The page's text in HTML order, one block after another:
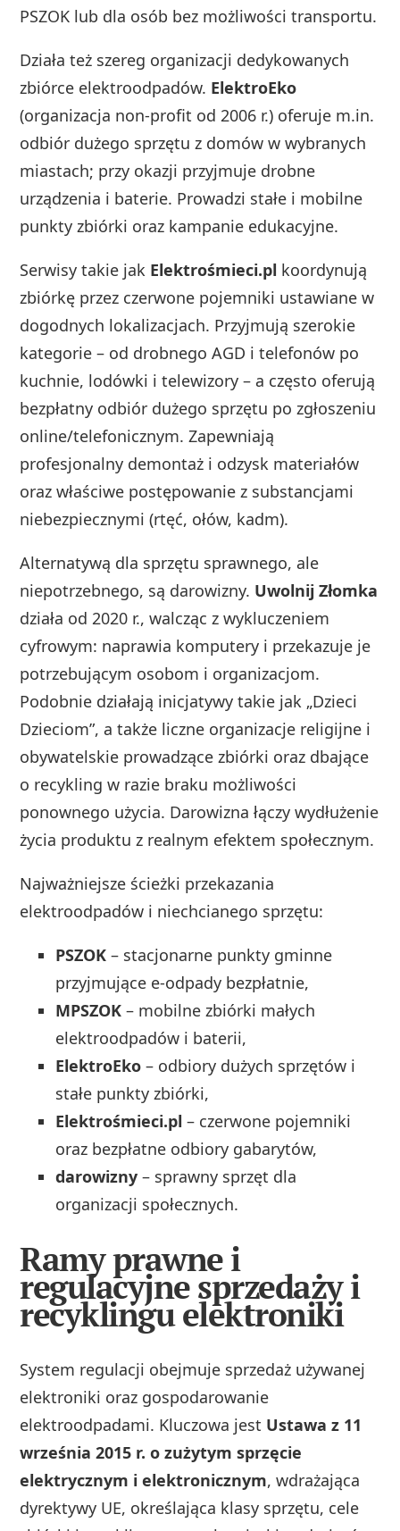
PSZOK lub dla osób bez możliwości transportu.
Działa też szereg organizacji dedykowanych
zbiórce elektroodpadów. ElektroEko
(organizacja non‑profit od 2006 r.) oferuje m.in.
odbiór dużego sprzętu z domów w wybranych
miastach; przy okazji przyjmuje drobne
urządzenia i baterie. Prowadzi stałe i mobilne
punkty zbiórki oraz kampanie edukacyjne.
Serwisy takie jak Elektrośmieci.pl koordynują
zbiórkę przez czerwone pojemniki ustawiane w
dogodnych lokalizacjach. Przyjmują szerokie
kategorie – od drobnego AGD i telefonów po
kuchnie, lodówki i telewizory – a często oferują
bezpłatny odbiór dużego sprzętu po zgłoszeniu
online/telefonicznym. Zapewniają
profesjonalny demontaż i odzysk materiałów
oraz właściwe postępowanie z substancjami
niebezpiecznymi (rtęć, ołów, kadm).
Alternatywą dla sprzętu sprawnego, ale
niepotrzebnego, są darowizny. Uwolnij Złomka
działa od 2020 r., walcząc z wykluczeniem
cyfrowym: naprawia komputery i przekazuje je
potrzebującym osobom i organizacjom.
Podobnie działają inicjatywy takie jak „Dzieci
Dzieciom”, a także liczne organizacje religijne i
obywatelskie prowadzące zbiórki oraz dbające
o recykling w razie braku możliwości
ponownego użycia. Darowizna łączy wydłużenie
życia produktu z realnym efektem społecznym.
Najważniejsze ścieżki przekazania
elektroodpadów i niechcianego sprzętu:
PSZOK – stacjonarne punkty gminne
przyjmujące e‑odpady bezpłatnie,
MPSZOK – mobilne zbiórki małych
elektroodpadów i baterii,
ElektroEko – odbiory dużych sprzętów i
stałe punkty zbiórki,
Elektrośmieci.pl – czerwone pojemniki
oraz bezpłatne odbiory gabarytów,
darowizny – sprawny sprzęt dla
organizacji społecznych.
Ramy prawne i
regulacyjne sprzedaży i
recyklingu elektroniki
System regulacji obejmuje sprzedaż używanej
elektroniki oraz gospodarowanie
elektroodpadami. Kluczowa jest Ustawa z 11
września 2015 r. o zużytym sprzęcie
elektrycznym i elektronicznym, wdrażająca
dyrektywy UE, określająca klasy sprzętu, cele